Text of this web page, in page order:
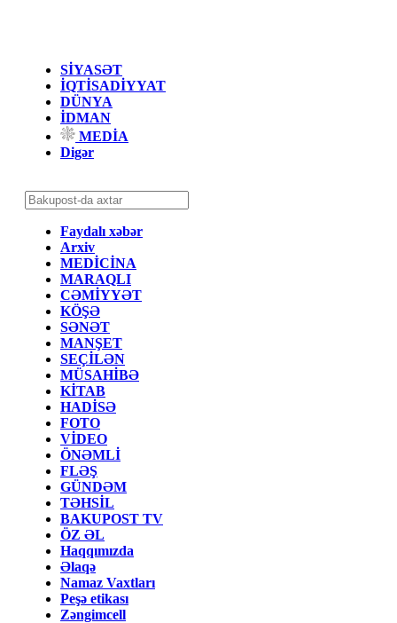
SİYASƏT
İQTİSADİYYAT
DÜNYA
İDMAN
MEDİA
Digər
Faydalı xəbər
Arxiv
MEDİCİNA
MARAQLI
CƏMİYYƏT
KÖŞƏ
SƏNƏT
MANŞET
SEÇİLƏN
MÜSAHİBƏ
KİTAB
HADİSƏ
FOTO
VİDEO
ÖNƏMLİ
FLƏŞ
GÜNDƏM
TƏHSİL
BAKUPOST TV
ÖZ ƏL
Haqqımızda
Əlaqə
Namaz Vaxtları
Peşə etikası
Zəngimcell